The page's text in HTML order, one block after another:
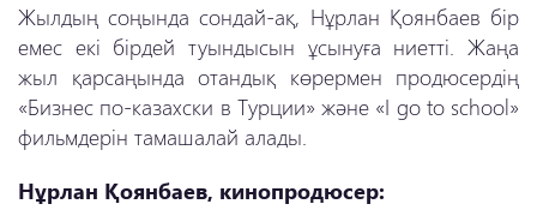
Жылдың соңында сондай-ақ, Нұрлан Қоянбаев бір
емес екі бірдей туындысын ұсынуға ниетті. Жаңа
жыл қарсаңында отандық көрермен продюсердің
«Бизнес по-казахски в Турции» және «I go to school»
фильмдерін тамашалай алады.
Нұрлан Қоянбаев, кинопродюсер: